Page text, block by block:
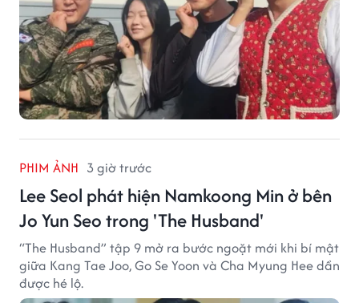
PHIM ẢNH 3 giờ trước
Lee Seol phát hiện Namkoong Min ở bên
Jo Yun Seo trong 'The Husband'
“The Husband” tập 9 mở ra bước ngoặt mới khi bí mật
giữa Kang Tae Joo, Go Se Yoon và Cha Myung Hee dần
được hé lộ.